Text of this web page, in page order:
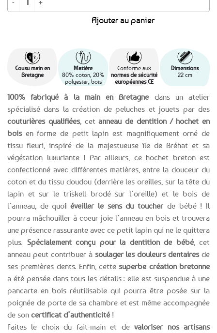
100% fabriqué à la main en Bretagne dans un atelier
spécialisé dans la création de peluches et jouets par des
couturières qualifiées, cetanneau de dentition / hochet en
boisen forme de petit lapin est magnifiquement orné de
tissu fleuri, inspiré de la majestueuse île de Bréhat et sa
végétation luxuriante ! Par ailleurs, ce hochet breton est
confectionné avec différentes matières, entre la douceur du
coton et du tissu doudou (derrière les oreilles, sur la tête du
lapin et sur le triskell brodé sur l’oreille) et le bois de
l’anneau, de quoi éveiller le sens du toucher de bébé ! Il
pourra mâchouiller à coeur joie l’anneau en bois et trouvera
une présence rassurante avec ce petit lapin qui ne le quittera
plus. Spécialement conçu pour la dentition de bébé, cet
anneau peut contribuer àsoulager les douleurs dentairesde
ses premières dents. Enfin, cette superbe création bretonne
a été pensée dans tous les détails : elle est suspendue à une
pancarte en bois réutilisable qui pourra être posée sur la
poignée de porte de sa chambre et est même accompagnée
de son certificat d’authenticité !
Faites le choix du fait-main et devaloriser nos artisans
Cousu main en
Bretagne
Matière
80% coton, 20%
polyester, bois
Conforme aux
normes de sécurité
européennes CE
Dimensions
22 cm
était :
24,99€.
est :
Ajouter au panier